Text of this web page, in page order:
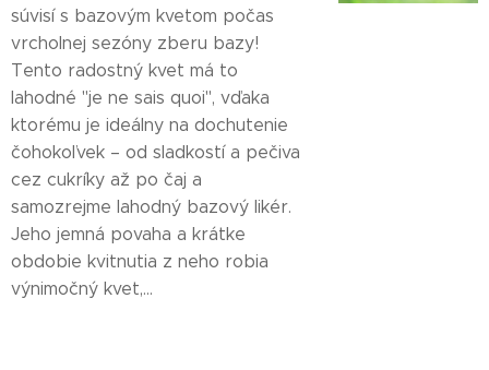
súvisí s bazovým kvetom počas
vrcholnej sezóny zberu bazy!
Tento radostný kvet má to
lahodné "je ne sais quoi", vďaka
ktorému je ideálny na dochutenie
čohokoľvek – od sladkostí a pečiva
cez cukríky až po čaj a
samozrejme lahodný bazový likér.
Jeho jemná povaha a krátke
obdobie kvitnutia z neho robia
výnimočný kvet,...